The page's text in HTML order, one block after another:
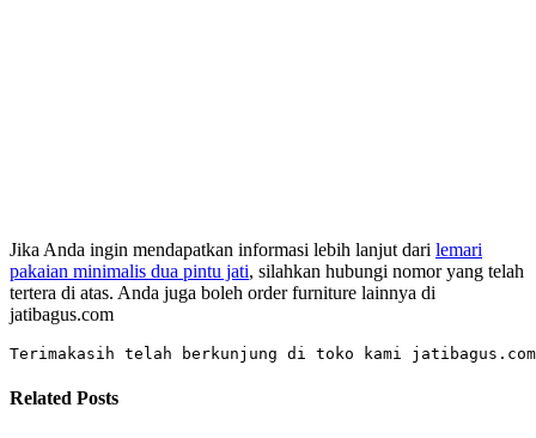
Jika Anda ingin mendapatkan informasi lebih lanjut dari lemari
pakaian minimalis dua pintu jati, silahkan hubungi nomor yang telah
tertera di atas. Anda juga boleh order furniture lainnya di
jatibagus.com
Terimakasih telah berkunjung di toko kami
Related Posts